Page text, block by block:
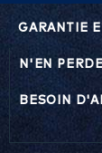
GARANTIE
N'EN
BESOIN